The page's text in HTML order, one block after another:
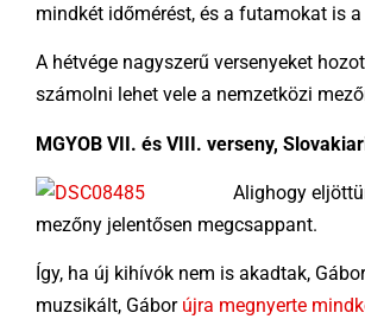
mindkét időmérést, és a futamokat is
A hétvége nagyszerű versenyeket
számolni lehet vele a nemzetközi
MGYOB VII. és VIII. verseny,
Alighogy
mezőny jelentősen megcsappant.
Így, ha új kihívók nem is akadtak,
muzsikált, Gábor újra megnyerte